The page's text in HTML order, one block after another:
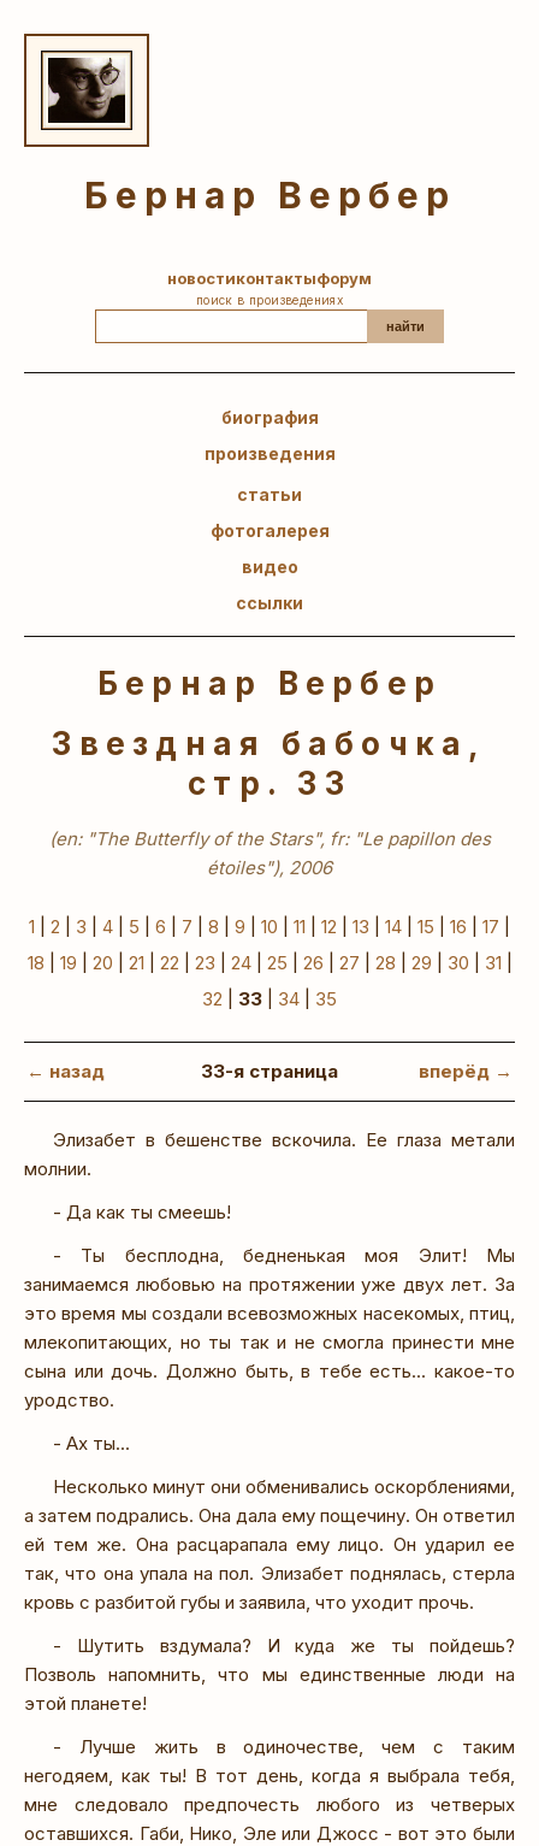
Бернар Вербер
новостиконтактыфорум
поиск в произведениях
найти
биография
произведения
статьи
фотогалерея
видео
ссылки
Бернар Вербер
Звездная бабочка,
стр. 33
(en: "The Butterfly of the Stars", fr: "Le papillon des
étoiles"), 2006
1 2 3 4 5 6 7 8 9 10 11 12 13 14 15 16 17
18
19 20 21 22 23 24| 25 26 27 28 29 30 31
32
33 34 35
← назад 33-я страница вперёд →
Элизабет в бешенстве вскочила. Ее глаза метали
молнии.
- Да как ты смеешь!
- Ты бесплодна, бедненькая моя Элит! Мы
занимаемся любовью на протяжении уже двух лет. За
это время мы создали всевозможных насекомых, птиц,
млекопитающих, но ты так и не смогла принести мне
сына или дочь. Должно быть, в тебе есть... какое-то
уродство.
- Ах ты...
Несколько минут они обменивались оскорблениями,
а затем подрались. Она дала ему пощечину. Он ответил
ей тем же. Она расцарапала ему лицо. Он ударил ее
так, что она упала на пол. Элизабет поднялась, стерла
кровь с разбитой губы и заявила, что уходит прочь.
- Шутить вздумала? И куда же ты пойдешь?
Позволь напомнить, что мы единственные люди на
этой планете!
- Лучше жить в одиночестве, чем с таким
негодяем, как ты! В тот день, когда я выбрала тебя,
мне следовало предпочесть любого из четверых
оставшихся. Габи, Нико, Эле или Джосс - вот это были